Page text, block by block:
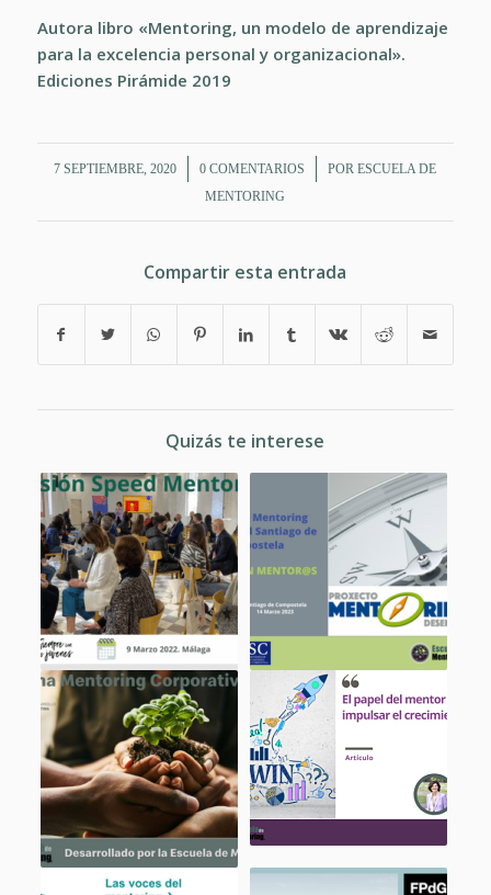
Autora libro «Mentoring, un modelo de aprendizaje
para la excelencia personal y organizacional».
Ediciones Pirámide 2019
7 SEPTIEMBRE, 2020
/ 0 COMENTARIOS
/ PORESCUELA DE
MENTORING
Compartir esta entrada
Quizás te interese